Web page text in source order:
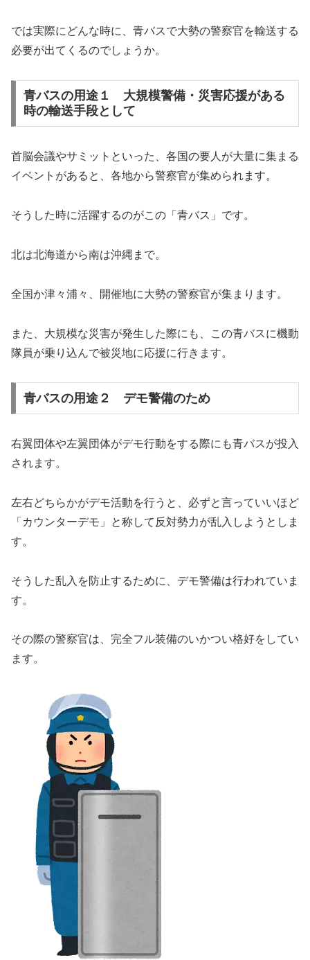
では実際にどんな時に、青バスで大勢の警察官を輸送する
必要が出てくるのでしょうか。
青バスの用途１ 大規模警備・災害応援がある
時の輸送手段として
首脳会議やサミットといった、各国の要人が大量に集まる
イベントがあると、各地から警察官が集められます。
そうした時に活躍するのがこの「青バス」です。
北は北海道から南は沖縄まで。
全国か津々浦々、開催地に大勢の警察官が集まります。
また、大規模な災害が発生した際にも、この青バスに機動
隊員が乗り込んで被災地に応援に行きます。
青バスの用途２ デモ警備のため
右翼団体や左翼団体がデモ行動をする際にも青バスが投入
されます。
左右どちらかがデモ活動を行うと、必ずと言っていいほど
「カウンターデモ」と称して反対勢力が乱入しようとしま
す。
そうした乱入を防止するために、デモ警備は行われていま
す。
その際の警察官は、完全フル装備のいかつい格好をしてい
ます。